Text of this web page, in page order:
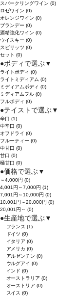
スパークリングワイン (0)
ロゼワイン (0)
オレンジワイン (0)
ブランデー (0)
酒精強化ワイン (0)
ウイスキー (0)
スピリッツ (0)
セット (0)
●ボディで選ぶ ▼
ライトボディ (0)
ライトミディアム (0)
ミディアムボディ (0)
ミディアムフル (0)
フルボディ (0)
●テイストで選ぶ ▼
辛口 (1)
中辛口 (0)
オフドライ (0)
フルーティー (0)
中甘口 (0)
甘口 (0)
極甘口 (0)
●価格で選ぶ ▼
～4,000円 (0)
4,001円～7,000円 (1)
7,001円～10,000円 (0)
10,001円～20,000円 (0)
20,001円～ (0)
●生産地で選ぶ ▼
フランス(1)
ドイツ(0)
イタリア(0)
アメリカ(0)
アルゼンチン(0)
ウルグアイ(0)
インド(0)
オーストラリア(0)
オーストリア(0)
スイス(0)